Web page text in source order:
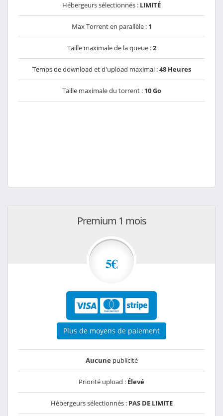
Hébergeurs sélectionnés : LIMITÉ
Max Torrent en parallèle : 1
Taille maximale de la queue :2
Temps de download et d'upload maximal :48 Heures
Taille maximale du torrent : 10 Go
Premium 1 mois
5€
Plus de moyens de paiement
Aucunepublicité
Priorité upload : Élevé
Hébergeurs sélectionnés : PAS DE LIMITE